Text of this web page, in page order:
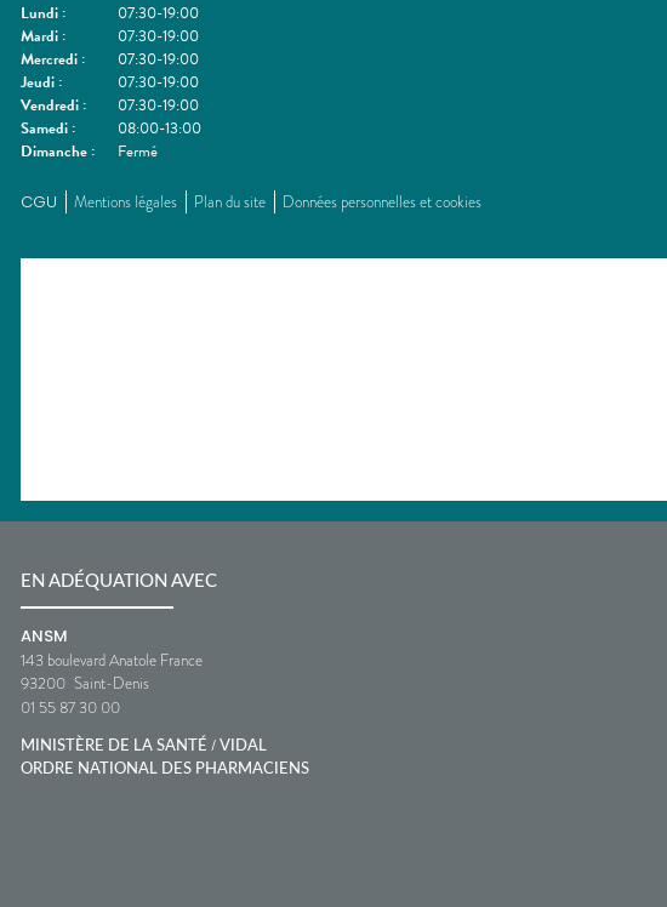
Lundi :
07:30-19:00
Mardi :
07:30-19:00
Mercredi :
07:30-19:00
Jeudi :
07:30-19:00
Vendredi :
07:30-19:00
Samedi :
08:00-13:00
Dimanche : Fermé
CGU Mentions légales Plan du site Données personnelles et cookies
EN ADÉQUATION AVEC
ANSM
143 boulevard Anatole France
93200 Saint-Denis
01 55 87 30 00
MINISTÈRE DE LA SANTÉ / VIDAL
ORDRE NATIONAL DES PHARMACIENS